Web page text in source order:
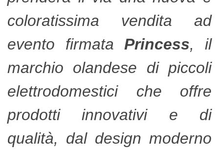
coloratissima vendita ad
evento firmata Princess, il
marchio olandese di piccoli
elettrodomestici che offre
prodotti innovativi e di
qualità, dal design moderno